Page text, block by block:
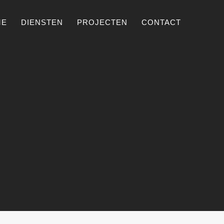
DIENSTEN PROJECTEN CONTACT